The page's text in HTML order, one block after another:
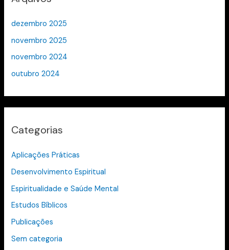
dezembro 2025
novembro 2025
novembro 2024
outubro 2024
Categorias
Aplicações Práticas
Desenvolvimento Espiritual
Espiritualidade e Saúde Mental
Estudos Bíblicos
Publicações
Sem categoria